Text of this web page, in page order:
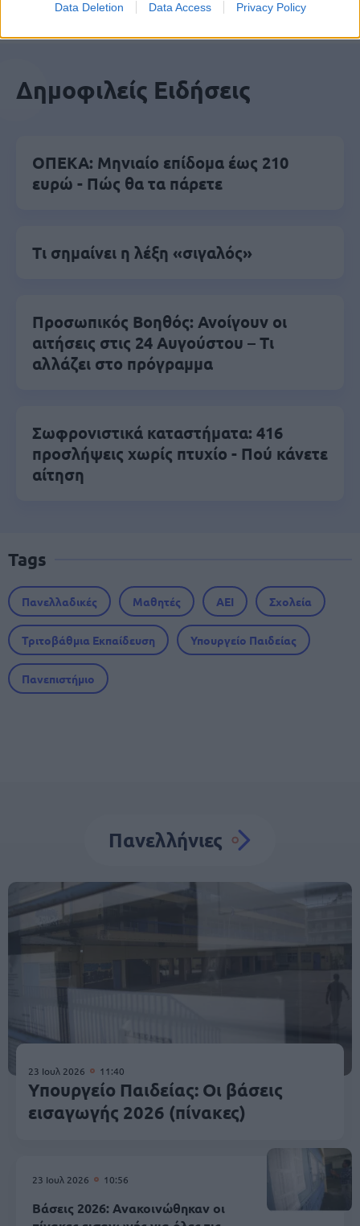
Data Deletion Data Access Privacy Policy
Δημοφιλείς Ειδήσεις
ΟΠΕΚΑ: Μηνιαίο επίδομα έως 210
ευρώ - Πώς θα τα πάρετε
Τι σημαίνει η λέξη «σιγαλός»
Προσωπικός Βοηθός: Ανοίγουν οι
αιτήσεις στις 24 Αυγούστου – Τι
αλλάζει στο πρόγραμμα
Σωφρονιστικά καταστήματα: 416
προσλήψεις χωρίς πτυχίο - Πού κάνετε
αίτηση
Tags
Πανελλαδικές Μαθητές ΑΕΙ Σχολεία
Τριτοβάθμια Εκπαίδευση Υπουργείο Παιδείας
Πανεπιστήμιο
Πανελλήνιες
23 Ιουλ 2026 11:40
Υπουργείο Παιδείας: Οι βάσεις
εισαγωγής 2026 (πίνακες)
23 Ιουλ 2026 10:56
Βάσεις 2026: Ανακοινώθηκαν οι